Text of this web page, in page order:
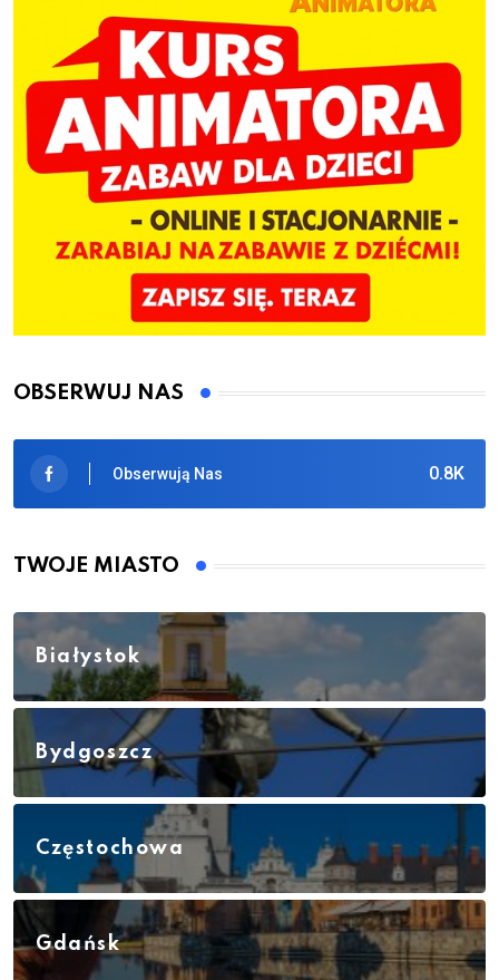
OBSERWUJ NAS
0.8K
Obserwują Nas
TWOJE MIASTO
Białystok
Bydgoszcz
Częstochowa
Gdańsk